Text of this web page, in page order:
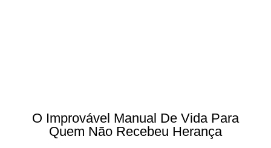
O Improvável Manual De Vida Para
Quem Não Recebeu Herança